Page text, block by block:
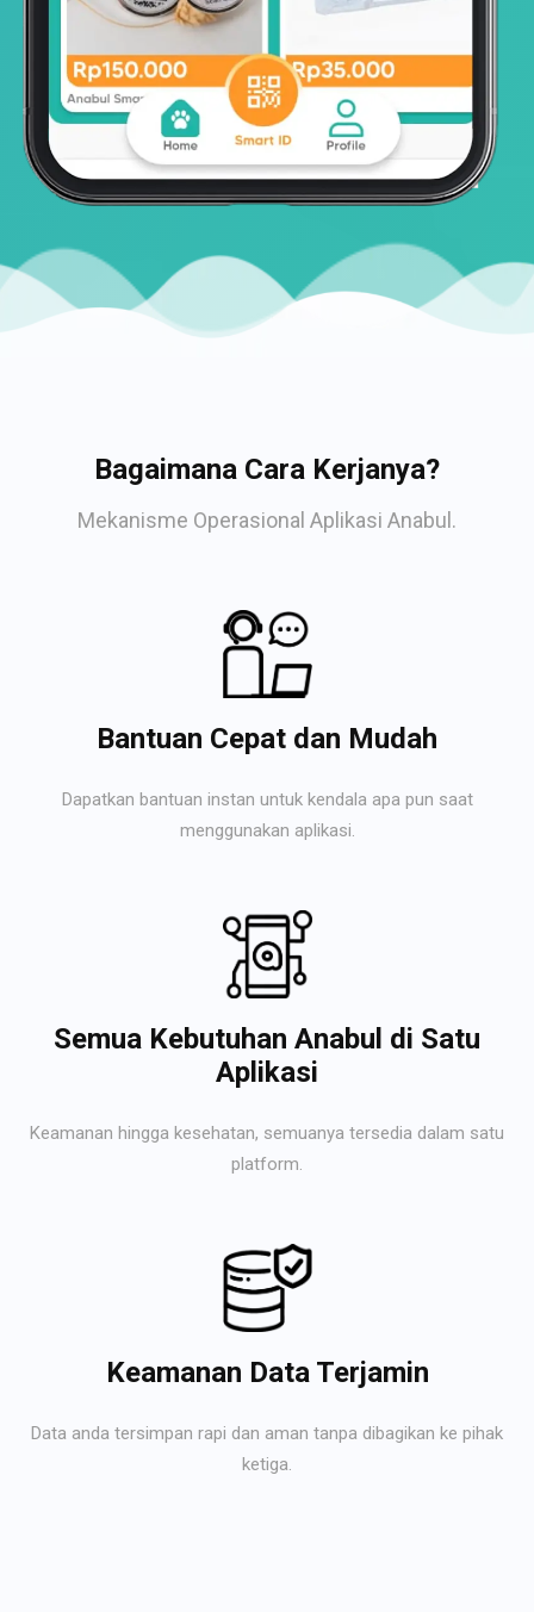
Bagaimana Cara Kerjanya?
Mekanisme Operasional Aplikasi Anabul.
Bantuan Cepat dan Mudah
Dapatkan bantuan instan untuk kendala apa pun saat
menggunakan aplikasi.
Semua Kebutuhan Anabul di Satu
Aplikasi
Keamanan hingga kesehatan, semuanya tersedia dalam satu
platform.
Keamanan Data Terjamin
Data anda tersimpan rapi dan aman tanpa dibagikan ke pihak
ketiga.